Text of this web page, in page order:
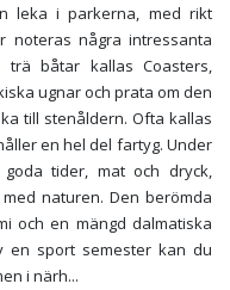
leka i parkerna, med rikt
noteras några intressanta
båtar kallas Coasters,
ugnar och prata om den
till stenåldern. Ofta kallas
en hel del fartyg. Under
tider, mat och dryck,
naturen. Den berömda
och en mängd dalmatiska
en sport semester kan du
i närh...